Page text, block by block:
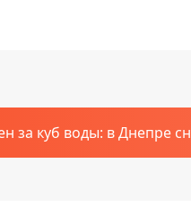
за куб воды: в Днепре